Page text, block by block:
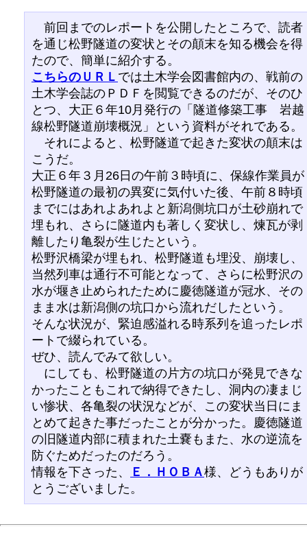
前回までのレポートを公開したところで、読者
を通じ松野隧道の変状とその顛末を知る機会を得
たので、簡単に紹介する。
こちらのＵＲＬ では土木学会図書館内の、戦前の
土木学会誌のＰＤＦを閲覧できるのだが、そのひ
とつ、大正６年10月発行の「隧道修築工事 岩越
線松野隧道崩壊概況」という資料がそれである。
それによると、松野隧道で起きた変状の顛末は
こうだ。
大正６年３月26日の午前３時頃に、保線作業員が
松野隧道の最初の異変に気付いた後、午前８時頃
までにはあれよあれよと新潟側坑口が土砂崩れで
埋もれ、さらに隧道内も著しく変状し、煉瓦が剥
離したり亀裂が生じたという。
松野沢橋梁が埋もれ、松野隧道も埋没、崩壊し、
当然列車は通行不可能となって、さらに松野沢の
水が堰き止められたために慶徳隧道が冠水、その
まま水は新潟側の坑口から流れだしたという。
そんな状況が、緊迫感溢れる時系列を追ったレポ
ートで綴られている。
ぜひ、読んでみて欲しい。
にしても、松野隧道の片方の坑口が発見できな
かったこともこれで納得できたし、洞内の凄まじ
い惨状、各亀裂の状況などが、この変状当日にま
とめて起きた事だったことが分かった。慶徳隧道
の旧隧道内部に積まれた土嚢もまた、水の逆流を
防ぐためだったのだろう。
情報を下さった、
Ｅ．ＨＯＢＡ様、どうもありが
とうございました。